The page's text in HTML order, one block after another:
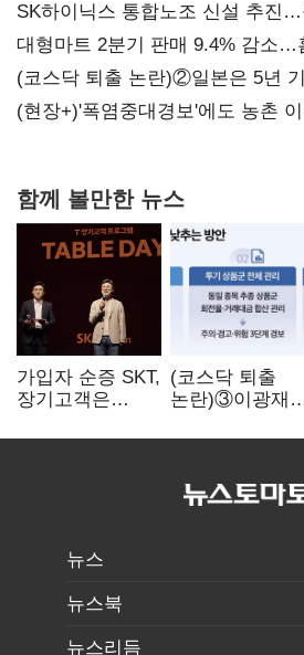
SK하이닉스 통합노조 신설 추진
불만 확산
대형마트 2분기 판매 9.4% 감소…
(코스닥 퇴출 논란)②일본은 5년
당장 퇴출?…시간만으론 부족한
(현장+)'폭염중대경보'에도 농촌
함께 볼만한 뉴스
가입자 순증 SKT,
장기고객은
챙긴다
(코스닥 퇴출
논란)③이광재
자동차 없애지
뉴스
뉴스북
뉴스리듬